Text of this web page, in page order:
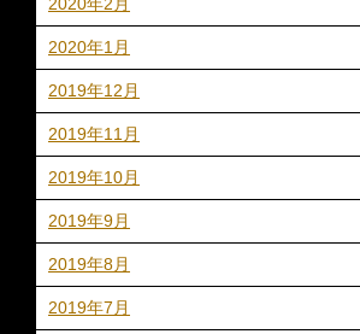
2020年1月
2019年12月
2019年11月
2019年10月
2019年9月
2019年8月
2019年7月